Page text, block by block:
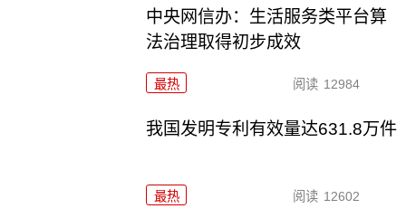
中央网信办：生活服务类平台算
法治理取得初步成效
最热 阅读 12984
我国发明专利有效量达631.8万件
最热 阅读 12602